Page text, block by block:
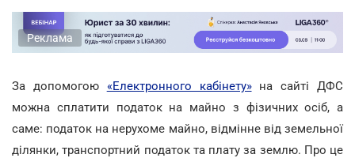
Реклама
За допомогою «Електронного кабінету»на сайті ДФС
можна сплатити податок на майно з фізичних осіб, а
саме: податок на нерухоме майно, відмінне від земельної
ділянки, транспортний податок та плату за землю. Про це